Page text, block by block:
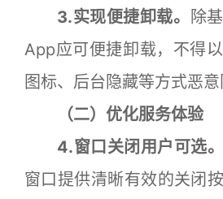
3.实现便捷卸载。
除
App应可便捷卸载，不得
图标、后台隐藏等方式恶意
（二）优化服务体验
4.窗口关闭用户可选。
窗口提供清晰有效的关闭